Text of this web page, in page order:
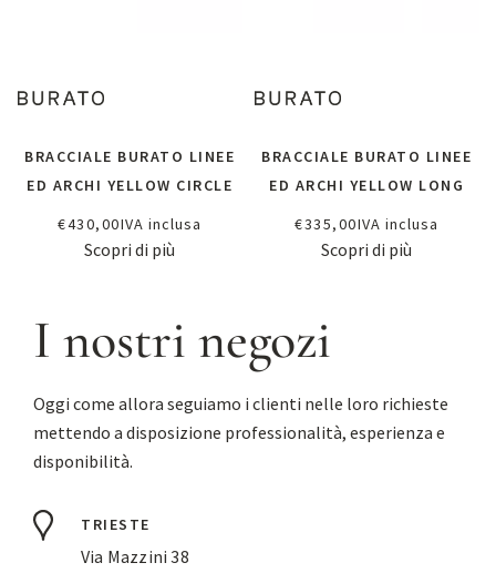
BRACCIALE BURATO LINEE
ED ARCHI YELLOW CIRCLE
€430,00IVA inclusa
Scopri di più
BRACCIALE BURATO LINEE
ED ARCHI YELLOW LONG
€335,00IVA inclusa
Scopri di più
I nostri negozi
Oggi come allora seguiamo i clienti nelle loro richieste
mettendo a disposizione professionalità, esperienza e
disponibilità.
TRIESTE
Via Mazzini 38